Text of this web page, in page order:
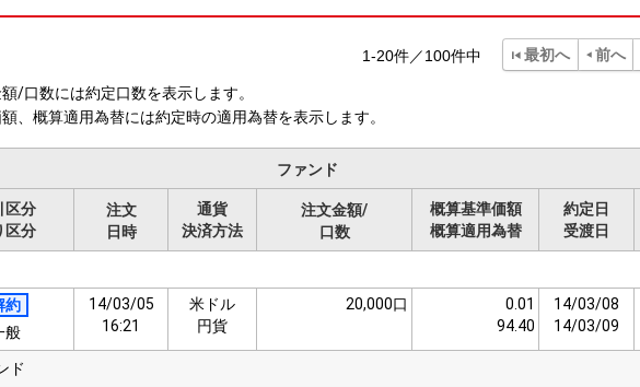
1-20件／100件中 最初へ 前へ
/口数には約定口数を表示します。
、概算適用為替には約定時の適用為替を表示します。
ファンド
区分
区分
注文
日時
通貨
決済方法
注文金額/
口数
概算基準価額
概算適用為替
約定日
受渡日
約
般
14/03/05
16:21
米ドル
円貨
20,000口
0.01
94.40
14/03/08
14/03/09
ド